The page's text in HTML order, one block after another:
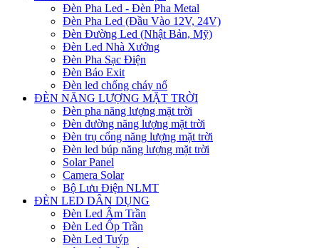
Đèn Pha Led - Đèn Pha Metal
Đèn Pha Led (Đầu Vào 12V, 24V)
Đèn Đường Led (Nhật Bản, Mỹ)
Đèn Led Nhà Xưởng
Đèn Pha Sạc Điện
Đèn Báo Exit
Đèn led chống cháy nổ
ĐÈN NĂNG LƯỢNG MẶT TRỜI
Đèn pha năng lượng mặt trời
Đèn đường năng lượng mặt trời
Đèn trụ cổng năng lượng mặt trời
Đèn led búp năng lượng mặt trời
Solar Panel
Camera Solar
Bộ Lưu Điện NLMT
ĐÈN LED DÂN DỤNG
Đèn Led Âm Trần
Đèn Led Ốp Trần
Đèn Led Tuýp